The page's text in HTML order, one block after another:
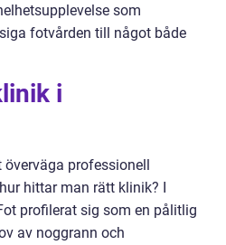
som
fotvården till något både
i
professionell
hittar man rätt klinik? I
profilerat sig som en pålitlig
av noggrann och